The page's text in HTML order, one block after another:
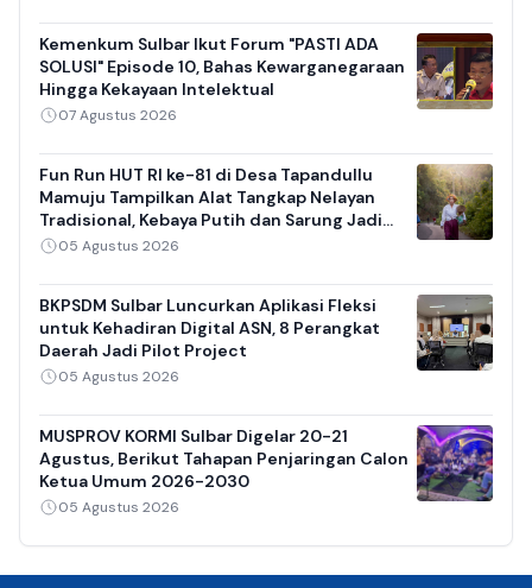
Kemenkum Sulbar Ikut Forum "PASTI ADA
SOLUSI" Episode 10, Bahas Kewarganegaraan
Hingga Kekayaan Intelektual
07 Agustus 2026
Fun Run HUT RI ke-81 di Desa Tapandullu
Mamuju Tampilkan Alat Tangkap Nelayan
Tradisional, Kebaya Putih dan Sarung Jadi
Daya Tarik
05 Agustus 2026
BKPSDM Sulbar Luncurkan Aplikasi Fleksi
untuk Kehadiran Digital ASN, 8 Perangkat
Daerah Jadi Pilot Project
05 Agustus 2026
MUSPROV KORMI Sulbar Digelar 20-21
Agustus, Berikut Tahapan Penjaringan Calon
Ketua Umum 2026-2030
05 Agustus 2026